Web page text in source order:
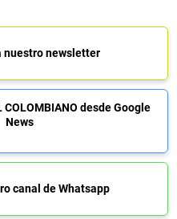
nuestro newsletter
desde Google
News
canal de Whatsapp